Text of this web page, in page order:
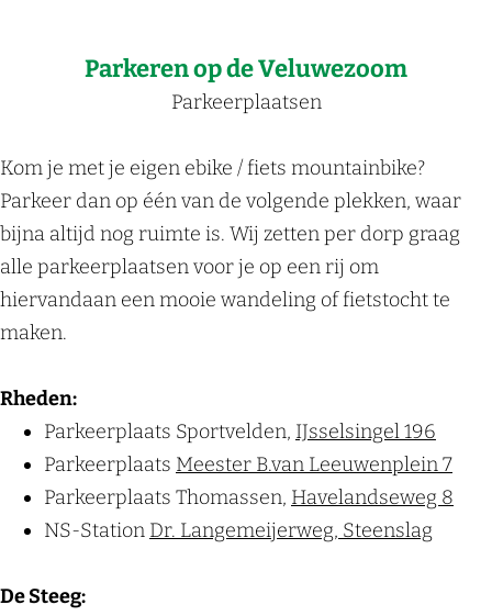
Parkeren op de Veluwezoom
Parkeerplaatsen
Kom je met je eigen ebike / fiets mountainbike?
Parkeer dan op één van de volgende plekken, waar
bijna altijd nog ruimte is. Wij zetten per dorp graag
alle parkeerplaatsen voor je op een rij om
hiervandaan een mooie wandeling of fietstocht te
maken.
Rheden:
Parkeerplaats Sportvelden, IJsselsingel 196
Parkeerplaats Meester B.van Leeuwenplein 7
Parkeerplaats Thomassen, Havelandseweg 8
NS-Station Dr. Langemeijerweg, Steenslag
De Steeg: